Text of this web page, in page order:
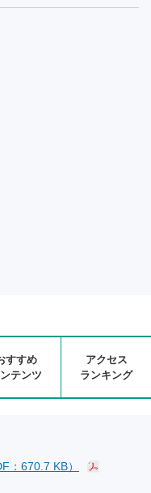
すすめ
テンツ
アクセス
ランキング
：670.7 KB）